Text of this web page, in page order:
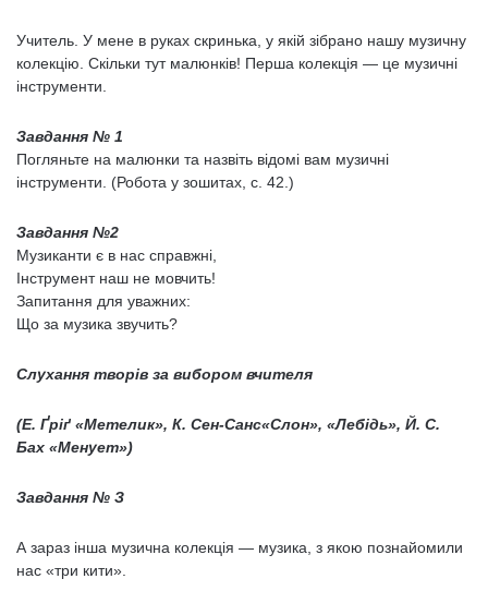
Учитель. У мене в руках скринька, у якій зібрано нашу музичну
колек­цію. Скільки тут малюнків! Перша колекція — це музичні
інструменти.
Завдання № 1
Погляньте на малюнки та назвіть відомі вам музичні
інструменти. (Робо­та у зошитах, с. 42.)
Завдання №2
Музиканти є в нас справжні,
Інструмент наш не мовчить!
Запитання для уважних:
Що за музика звучить?
Слухання творів за вибором вчителя
(Е. Ґріґ «Метелик», К. Сен-Санс«Слон», «Лебідь», Й. С.
Бах «Менует»)
Завдання № З
А зараз інша музична колекція — музика, з якою познайомили
нас «три кити».